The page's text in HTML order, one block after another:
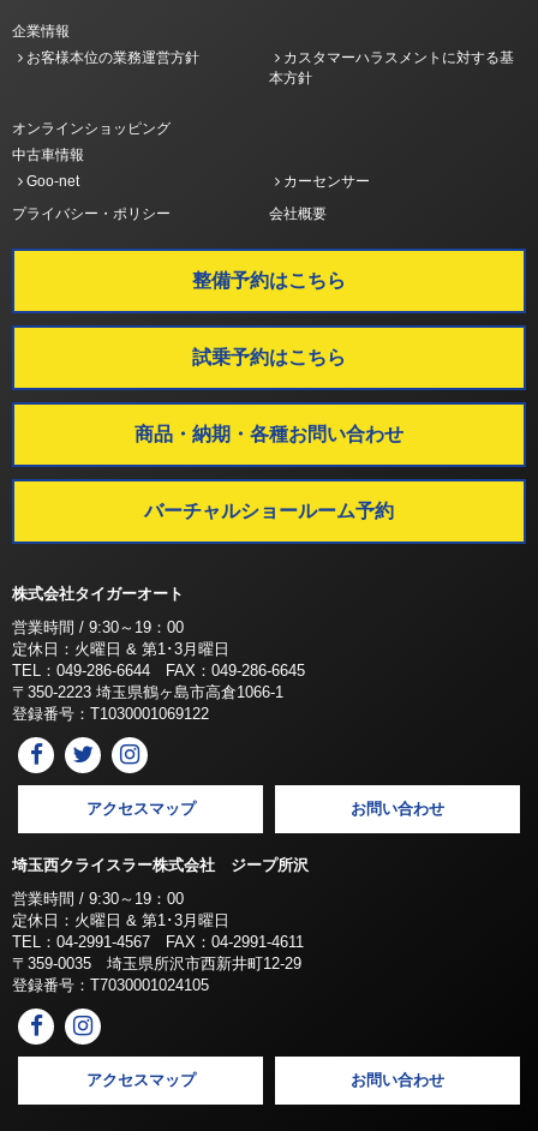
企業情報
お客様本位の業務運営方針
カスタマーハラスメントに対する基
本方針
オンラインショッピング
中古車情報
Goo-net
カーセンサー
プライバシー・ポリシー
会社概要
整備予約はこちら
試乗予約はこちら
商品・納期・各種お問い合わせ
バーチャルショールーム予約
株式会社タイガーオート
営業時間 / 9:30～19：00
定休日：火曜日 & 第1･3月曜日
TEL：049-286-6644 FAX：049-286-6645
〒350-2223 埼玉県鶴ヶ島市高倉1066-1
登録番号：T1030001069122
アクセスマップ お問い合わせ
埼玉西クライスラー株式会社 ジープ所沢
営業時間 / 9:30～19：00
定休日：火曜日 & 第1･3月曜日
TEL：04-2991-4567 FAX：04-2991-4611
〒359-0035 埼玉県所沢市西新井町12-29
登録番号：T7030001024105
アクセスマップ お問い合わせ